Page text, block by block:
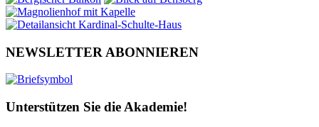
NEWSLETTER ABONNIEREN
Unterstützen Sie die Akademie!